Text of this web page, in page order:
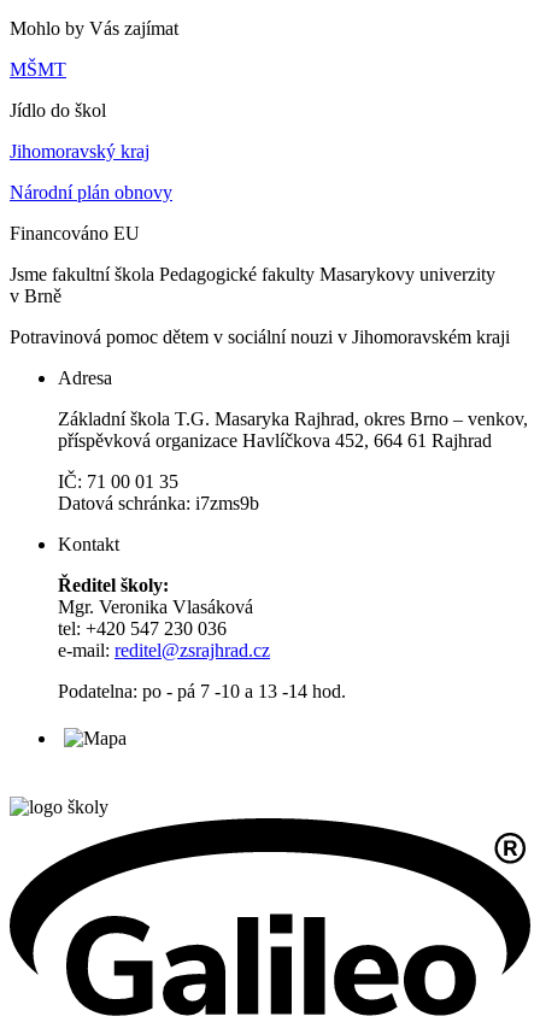
Mohlo by Vás zajímat
MŠMT
Jídlo do škol
Jihomoravský kraj
Národní plán obnovy
Financováno EU
Jsme fakultní škola Pedagogické fakulty Masarykovy univerzity
v Brně
Potravinová pomoc dětem v sociální nouzi v Jihomoravském kraji
Adresa
Základní škola T.G. Masaryka Rajhrad, okres Brno – venkov,
příspěvková organizace Havlíčkova 452, 664 61 Rajhrad
IČ: 71 00 01 35
Datová schránka: i7zms9b
Kontakt
Ředitel školy:
Mgr. Veronika Vlasáková
tel: +420 547 230 036
e-mail: reditel@zsrajhrad.cz
Podatelna: po - pá 7 -10 a 13 -14 hod.